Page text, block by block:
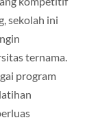
sekolah ini
ternama.
program